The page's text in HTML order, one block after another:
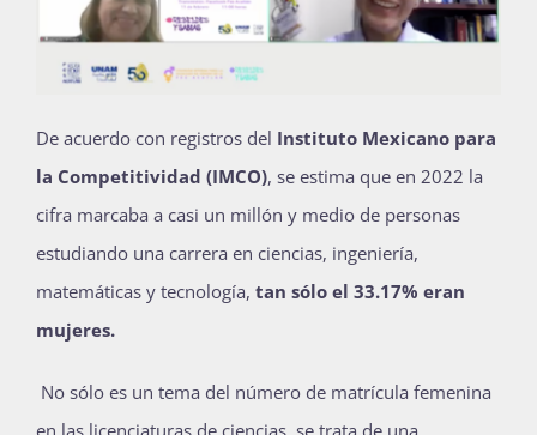
De acuerdo con registros del Instituto Mexicano para
la Competitividad (IMCO), se estima que en 2022 la
cifra marcaba a casi un millón y medio de personas
estudiando una carrera en ciencias, ingeniería,
matemáticas y tecnología, tan sólo el 33.17% eran
mujeres.
No sólo es un tema del número de matrícula femenina
en las licenciaturas de ciencias, se trata de una